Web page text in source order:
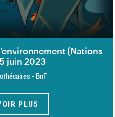
(Nations
juin 2023
- BnF
PLUS